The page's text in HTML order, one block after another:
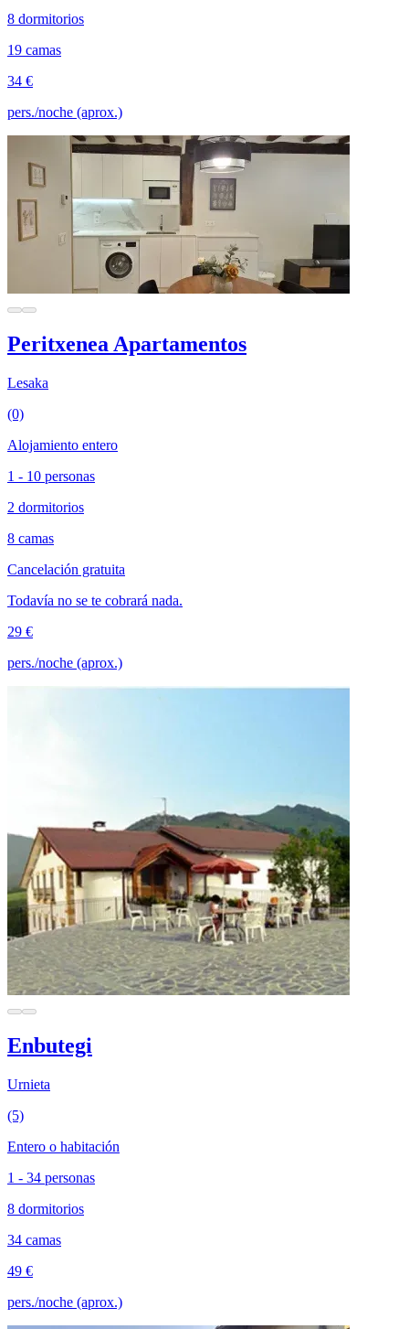
8 dormitorios
19 camas
34 €
pers./noche (aprox.)
Peritxenea Apartamentos
Lesaka
(0)
Alojamiento entero
1 - 10 personas
2 dormitorios
8 camas
Cancelación gratuita
Todavía no se te cobrará nada.
29 €
pers./noche (aprox.)
Enbutegi
Urnieta
(5)
Entero o habitación
1 - 34 personas
8 dormitorios
34 camas
49 €
pers./noche (aprox.)